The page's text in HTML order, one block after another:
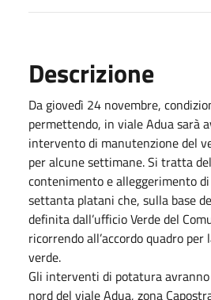
Descrizione
Da giovedì 24 novembre,
permettendo, in viale Adua sarà
intervento di manutenzione del
per alcune settimane. Si tratta
contenimento e alleggerimento
settanta platani che, sulla base
definita dall’ufficio Verde del
ricorrendo all’accordo quadro
verde.
Gli interventi di potatura
nord del viale Adua, zona